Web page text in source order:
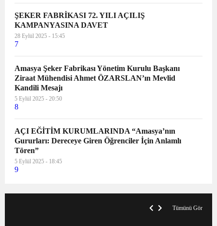
ŞEKER FABRİKASI 72. YILI AÇILIŞ
KAMPANYASINA DAVET
28 Eylül 2025 - 15:45
7
Amasya Şeker Fabrikası Yönetim Kurulu Başkanı
Ziraat Mühendisi Ahmet ÖZARSLAN’ın Mevlid
Kandili Mesajı
5 Eylül 2025 - 20:50
8
AÇI EĞİTİM KURUMLARINDA “Amasya’nın
Gururları: Dereceye Giren Öğrenciler İçin Anlamlı
Tören”
5 Eylül 2025 - 18:45
9
Tümünü Gör